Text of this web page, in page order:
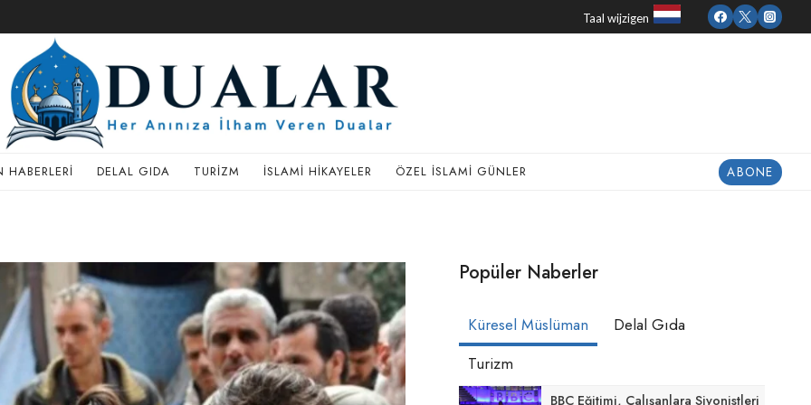
Taal wijzigen
HABERLERI DELAL GIDA TURIZM İSLAMI HIKAYELER ÖZEL İSLAMI GÜNLER ABONE
Popüler Naberler
Küresel Müslüman
Delal Gıda
Turizm
BBC Eğitimi, Çalışanlara Siyonistleri